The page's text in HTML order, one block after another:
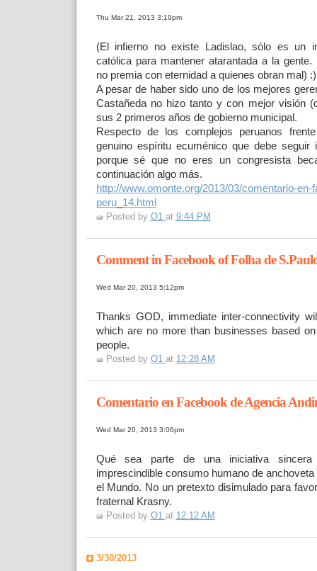
Thu Mar 21, 2013 3:19pm
(El infierno no existe Ladislao, sólo es un
católica para mantener atarantada a la
no premia con eternidad a quienes obran mal) :)
A pesar de haber sido uno de los mejores
Castañeda no hizo tanto y con mejor visión
sus 2 primeros años de gobierno municipal.
Respecto de los complejos peruanos
genuino espíritu ecuménico que debe seguir
porque sé que no eres un congresista
continuación algo más.
http://www.omonte.org/2013/03/comentario-en-
peru_14.html
Posted by O1 at 9:44 PM
Comment in Facebook of Folha de
Wed Mar 20, 2013 5:12pm
Thanks GOD, immediate inter-connectivity
which are no more than businesses based
people.
Posted by O1 at 12:28 AM
Comentario en Facebook de Agencia
Wed Mar 20, 2013 3:06pm
Qué sea parte de una iniciativa
imprescindible consumo humano de
el Mundo. No un pretexto disimulado para
fraternal Krasny.
Posted by O1 at 12:12 AM
3/30/2013